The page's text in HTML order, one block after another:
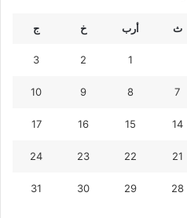
ث أرب خ ج
1
2
3
7
8
9
10
14
15
16
17
21
22
23
24
28
29
30
31